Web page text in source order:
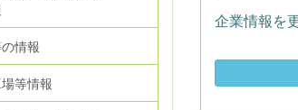
企業情報を
情報
等情報